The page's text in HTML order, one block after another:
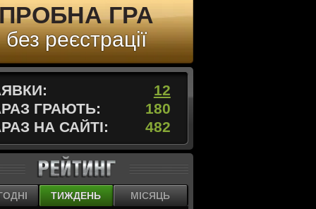
ГРА
без реєстрації
12
ГРАЮТЬ:
180
НА САЙТІ:
482
ТИЖДЕНЬ МІСЯЦЬ